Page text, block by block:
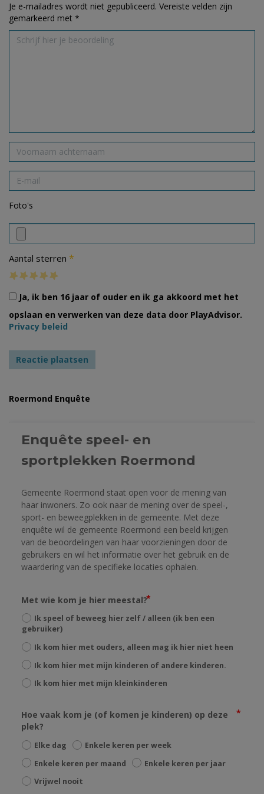
Je e-mailadres wordt niet gepubliceerd. Vereiste velden zijn
gemarkeerd met *
Foto's
Aantal sterren *
Ja, ik ben 16 jaar of ouder en ik ga akkoord met het
opslaan en verwerken van deze data door PlayAdvisor.
Privacy beleid
Roermond Enquête
Enquête speel- en
sportplekken Roermond
Gemeente Roermond staat open voor de mening van
haar inwoners. Zo ook naar de mening over de speel-,
sport- en beweegplekken in de gemeente. Met deze
enquête wil de gemeente Roermond een beeld krijgen
van de beoordelingen van haar voorzieningen door de
gebruikers en wil het informatie over het gebruik en de
waardering van de specifieke locaties ophalen.
Met wie kom je hier meestal?
Ik speel of beweeg hier zelf / alleen (ik ben een
gebruiker)
Ik kom hier met ouders, alleen mag ik hier niet heen
Ik kom hier met mijn kinderen of andere kinderen.
Ik kom hier met mijn kleinkinderen
Hoe vaak kom je (of komen je kinderen) op deze
plek?
Elke dag
Enkele keren per week
Enkele keren per maand
Enkele keren per jaar
Vrijwel nooit